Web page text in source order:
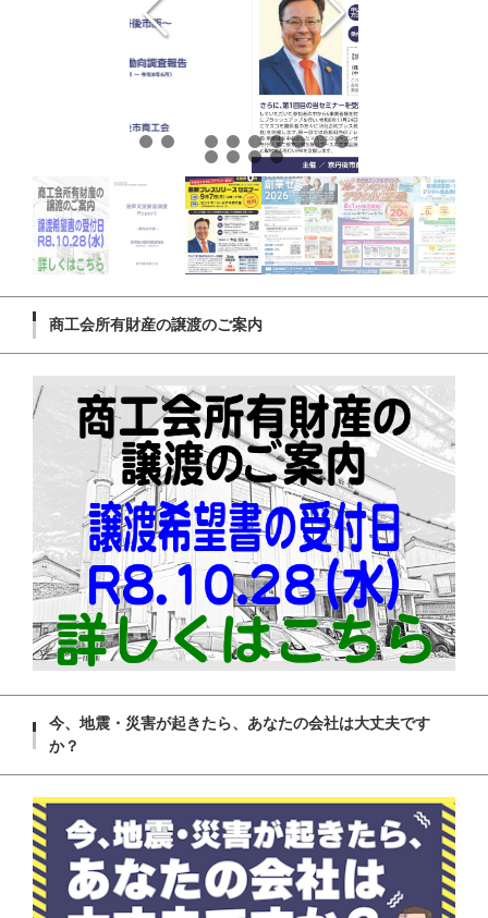
商工会所有財産の譲渡のご案内
今、地震・災害が起きたら、あなたの会社は大丈夫です
か？